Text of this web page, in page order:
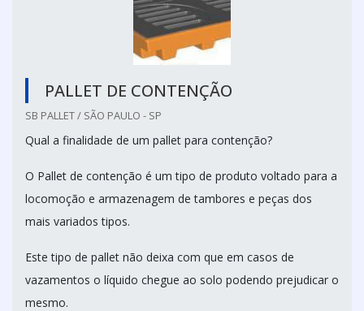
PALLET DE CONTENÇÃO
SB PALLET / SÃO PAULO - SP
Qual a finalidade de um pallet para contenção?
O Pallet de contenção é um tipo de produto voltado para a
locomoção e armazenagem de tambores e peças dos
mais variados tipos.
Este tipo de pallet não deixa com que em casos de
vazamentos o líquido chegue ao solo podendo prejudicar o
mesmo.